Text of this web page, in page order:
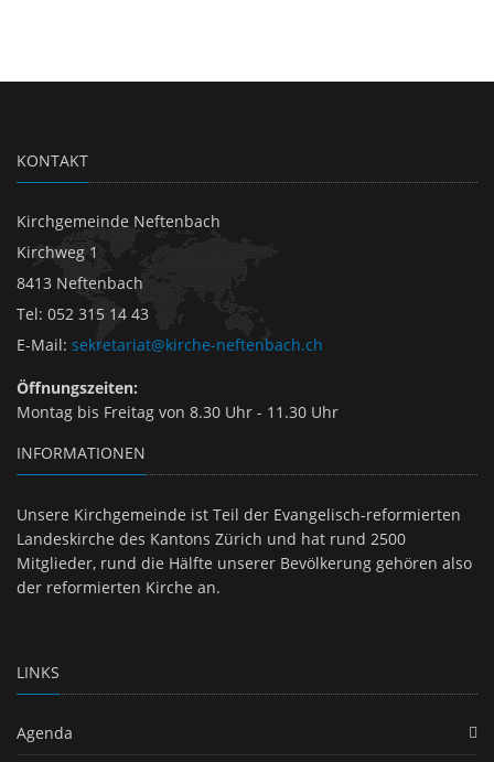
KONTAKT
Kirchgemeinde Neftenbach
Kirchweg 1
8413 Neftenbach
Tel: 052 315 14 43
E-Mail: sekretariat@kirche-neftenbach.ch
Öffnungszeiten:
Montag bis Freitag von 8.30 Uhr - 11.30 Uhr
INFORMATIONEN
Unsere Kirchgemeinde ist Teil der Evangelisch-reformierten
Landeskirche des Kantons Zürich und hat rund 2500
Mitglieder, rund die Hälfte unserer Bevölkerung gehören also
der reformierten Kirche an.
LINKS
Agenda